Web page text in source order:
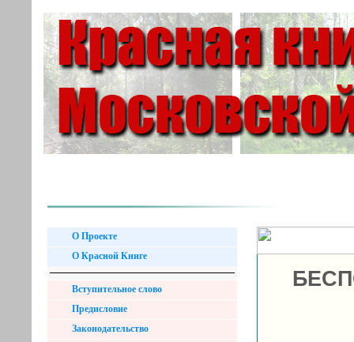
О Проекте
О Красной Книге
Вступительное слово
Предисловие
Законодательство